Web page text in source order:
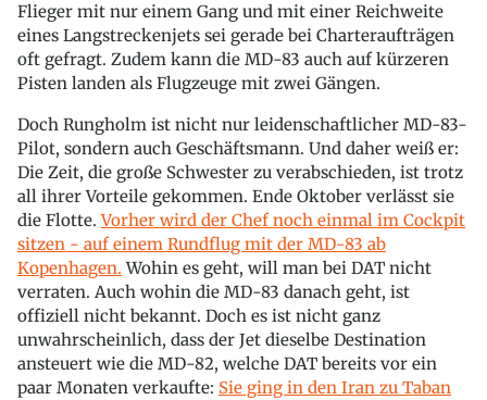
Flieger mit nur einem Gang und mit einer Reichweite
eines Langstreckenjets sei gerade bei Charteraufträgen
oft gefragt. Zudem kann die MD-83 auch auf kürzeren
Pisten landen als Flugzeuge mit zwei Gängen.
Doch Rungholm ist nicht nur leidenschaftlicher MD-83-
Pilot, sondern auch Geschäftsmann. Und daher weiß er:
Die Zeit, die große Schwester zu verabschieden, ist trotz
all ihrer Vorteile gekommen. Ende Oktober verlässt sie
die Flotte.Vorher wird der Chef noch einmal im Cockpit
sitzen - auf einem Rundflug mit der MD-83 ab
Kopenhagen. Wohin es geht, will man bei DAT nicht
verraten. Auch wohin die MD-83 danach geht, ist
offiziell nicht bekannt. Doch es ist nicht ganz
unwahrscheinlich, dass der Jet dieselbe Destination
ansteuert wie die MD-82, welche DAT bereits vor ein
paar Monaten verkaufte: Sie ging in den Iran zu Taban